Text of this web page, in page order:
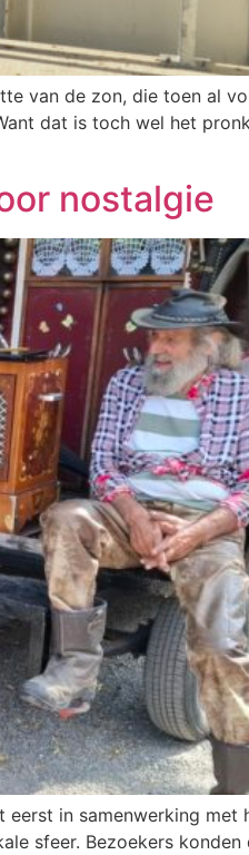
van de zon, die toen al
dat is toch wel het
nostalgie
eerst in samenwerking met
sfeer. Bezoekers konden